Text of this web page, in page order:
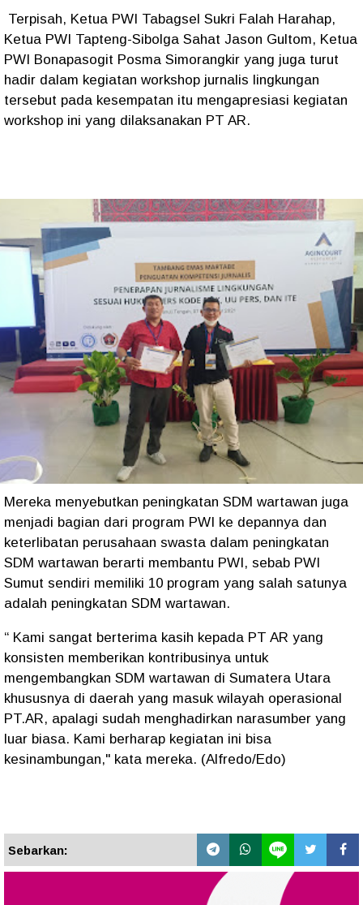
Terpisah, Ketua PWI Tabagsel Sukri Falah Harahap,
Ketua PWI Tapteng-Sibolga Sahat Jason Gultom, Ketua
PWI Bonapasogit Posma Simorangkir yang juga turut
hadir dalam kegiatan workshop jurnalis lingkungan
tersebut pada kesempatan itu mengapresiasi kegiatan
workshop ini yang dilaksanakan PT AR.
Mereka menyebutkan peningkatan SDM wartawan juga
menjadi bagian dari program PWI ke depannya dan
keterlibatan perusahaan swasta dalam peningkatan
SDM wartawan berarti membantu PWI, sebab PWI
Sumut sendiri memiliki 10 program yang salah satunya
adalah peningkatan SDM wartawan.
“ Kami sangat berterima kasih kepada PT AR yang
konsisten memberikan kontribusinya untuk
mengembangkan SDM wartawan di Sumatera Utara
khususnya di daerah yang masuk wilayah operasional
PT.AR, apalagi sudah menghadirkan narasumber yang
luar biasa. Kami berharap kegiatan ini bisa
kesinambungan," kata mereka. (Alfredo/Edo)
Sebarkan: